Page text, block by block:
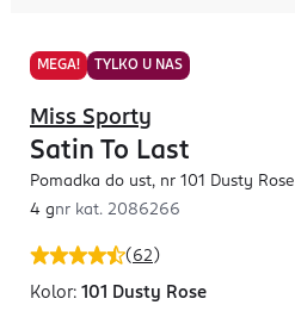
MEGA! TYLKO U NAS
( 62 )
Miss Sporty
Satin To Last
Pomadka do ust, nr 101 Dusty Rose
4 gnr kat. 2086266
Kolor: 101 Dusty Rose